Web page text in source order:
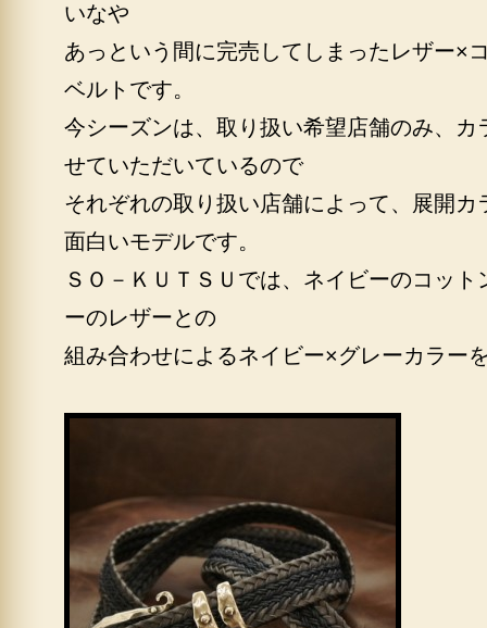
いなや
あっという間に完売してしまったレザー×
ベルトです。
今シーズンは、取り扱い希望店舗のみ、カ
せていただいているので
それぞれの取り扱い店舗によって、展開
面白いモデルです。
ＳＯ－ＫＵＴＳＵでは、ネイビーのコッ
ーのレザーとの
組み合わせによるネイビー×グレーカラー